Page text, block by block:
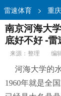
雷速体育 > 重庆
南京河海大
底好不好 -雷
来源：整理 编
河海大学的
1960年就是全